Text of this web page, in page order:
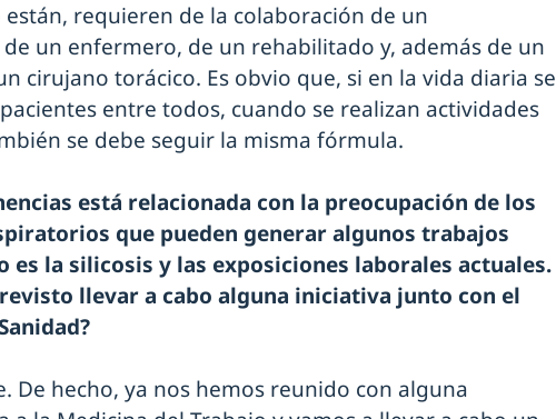
están, requieren de la colaboración de un
un enfermero, de un rehabilitado y, además de un
cirujano torácico. Es obvio que, si en la vida diaria se
entre todos, cuando se realizan actividades
se debe seguir la misma fórmula.
está relacionada con la preocupación de los
que pueden generar algunos trabajos
es la silicosis y las exposiciones laborales actuales.
llevar a cabo alguna iniciativa junto con el
De hecho, ya nos hemos reunido con alguna